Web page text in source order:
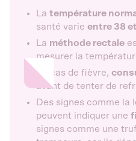
La température
santé varie entre 38
La méthode rectale
mesurer la
En cas de fièvre,
avant de tenter de
Des signes comme la
peuvent indiquer une
signes comme une